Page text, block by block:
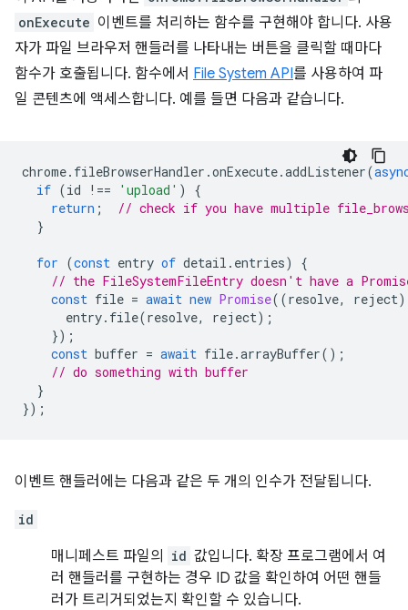
onExecute 이벤트를 처리하는 함수를 구현해야 합니다. 사용
자가 파일 브라우저 핸들러를 나타내는 버튼을 클릭할 때마다
함수가 호출됩니다. 함수에서 File System API를 사용하여 파
일 콘텐츠에 액세스합니다. 예를 들면 다음과 같습니다.
chrome. fileBrowserHandler .onExecute.addListener(
if (id !== 'upload' )
{
return ;
// check if you have multiple
}
for (const entry of detail . entries)
{
// the FileSystemFileEntry doesn't have a
const file = await new Promise((resolve, reject)
entry. file(resolve, reject);
});
const buffer = await file.arrayBuffer();
// do something with buffer
}
});
이벤트 핸들러에는 다음과 같은 두 개의 인수가 전달됩니다.
id
매니페스트 파일의 id 값입니다. 확장 프로그램에서 여
러 핸들러를 구현하는 경우 ID 값을 확인하여 어떤 핸들
러가 트리거되었는지 확인할 수 있습니다.